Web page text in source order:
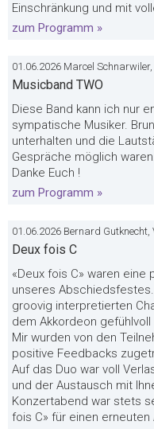
Einschränkung und mit
zum Programm »
01.06.2026 Marcel
Musicband TWO
Diese Band kann ich nur
sympatische Musiker.
unterhalten und die
Gespräche möglich
Danke Euch !
zum Programm »
01.06.2026 Bernard Gutknecht,
Deux fois C
«Deux fois C» waren
unseres
groovig interpretierten
dem Akkordeon
Mir wurden von den
positive Feedbacks
Auf das Duo war voll
und der Austausch mit
Konzertabend war stets
fois C» für einen